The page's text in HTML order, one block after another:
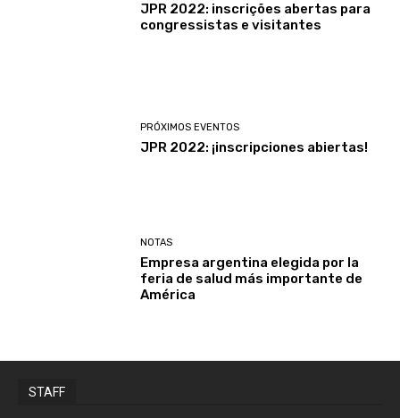
JPR 2022: inscrições abertas para
congressistas e visitantes
PRÓXIMOS EVENTOS
JPR 2022: ¡inscripciones abiertas!
NOTAS
Empresa argentina elegida por la
feria de salud más importante de
América
STAFF